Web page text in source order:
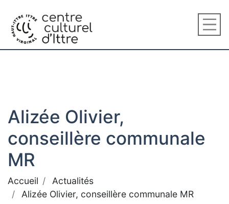
Alizée Olivier,
conseillère communale
MR
Accueil
Actualités
Alizée Olivier, conseillère communale MR